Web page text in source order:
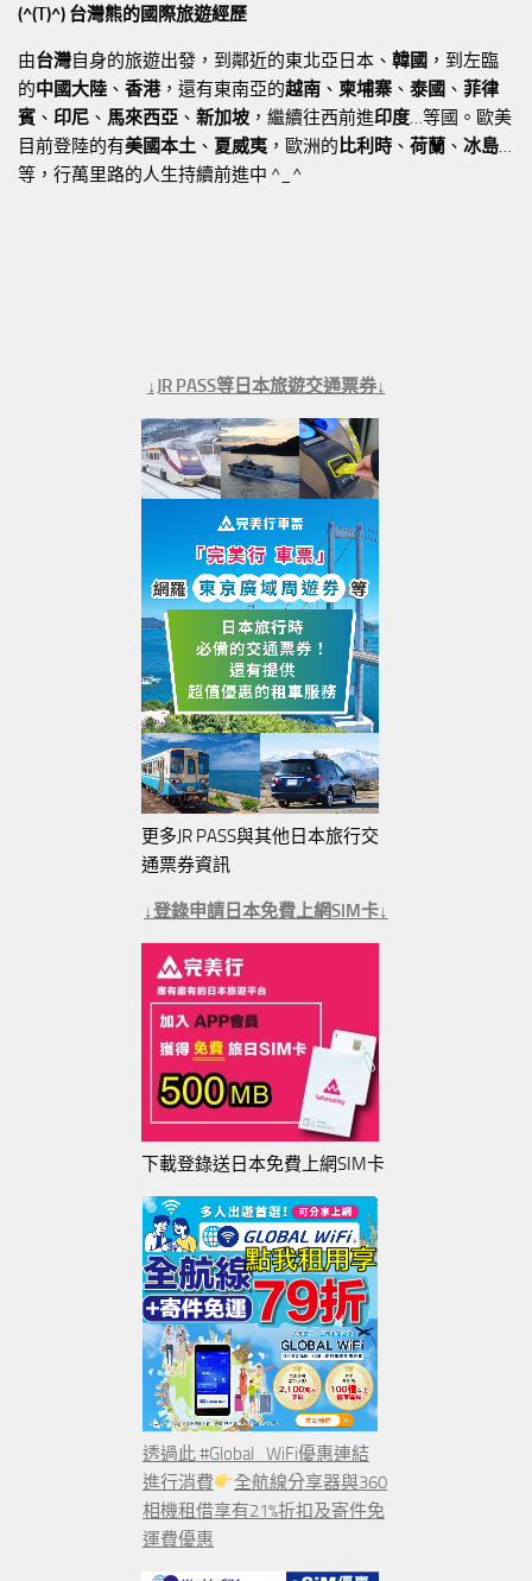
(^(T)^) 台灣熊的國際旅遊經歷
由台灣自身的旅遊出發，到鄰近的東北亞日本、 韓國 ，到左臨
的中國大陸 、 香港，還有東南亞的越南 、 柬埔寨 、 泰國 、 菲律
賓 、 印尼 、 馬來西亞 、 新加坡 ，繼續往西前進印度…等國。歐美
目前登陸的有美國本土 、 夏威夷 ，歐洲的比利時 、 荷蘭 、 冰島…
等，行萬里路的人生持續前進中 ^_^
↓JR PASS等日本旅遊交通票券↓
更多JR PASS與其他日本旅行交
通票券資訊
↓登錄申請日本免費上網SIM卡↓
下載登錄送日本免費上網SIM卡
透過此 #Global_WiFi優惠連結
進行消費
全航線分享器與360
相機租借享有21%折扣及寄件免
運費優惠